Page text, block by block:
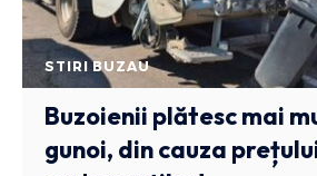
STIRI BUZAU
Buzoienii plătesc mai
gunoi, din cauza